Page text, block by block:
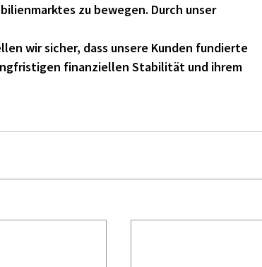
zu bewegen. Durch unser
wir sicher, dass unsere Kunden fundierte
finanziellen Stabilität und ihrem